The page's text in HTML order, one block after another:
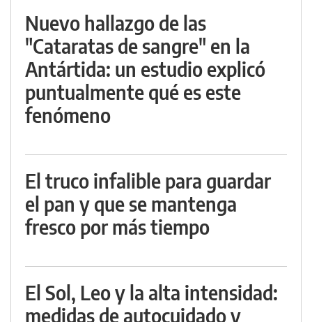
Nuevo hallazgo de las
"Cataratas de sangre" en la
Antártida: un estudio explicó
puntualmente qué es este
fenómeno
El truco infalible para guardar
el pan y que se mantenga
fresco por más tiempo
El Sol, Leo y la alta intensidad:
medidas de autocuidado y